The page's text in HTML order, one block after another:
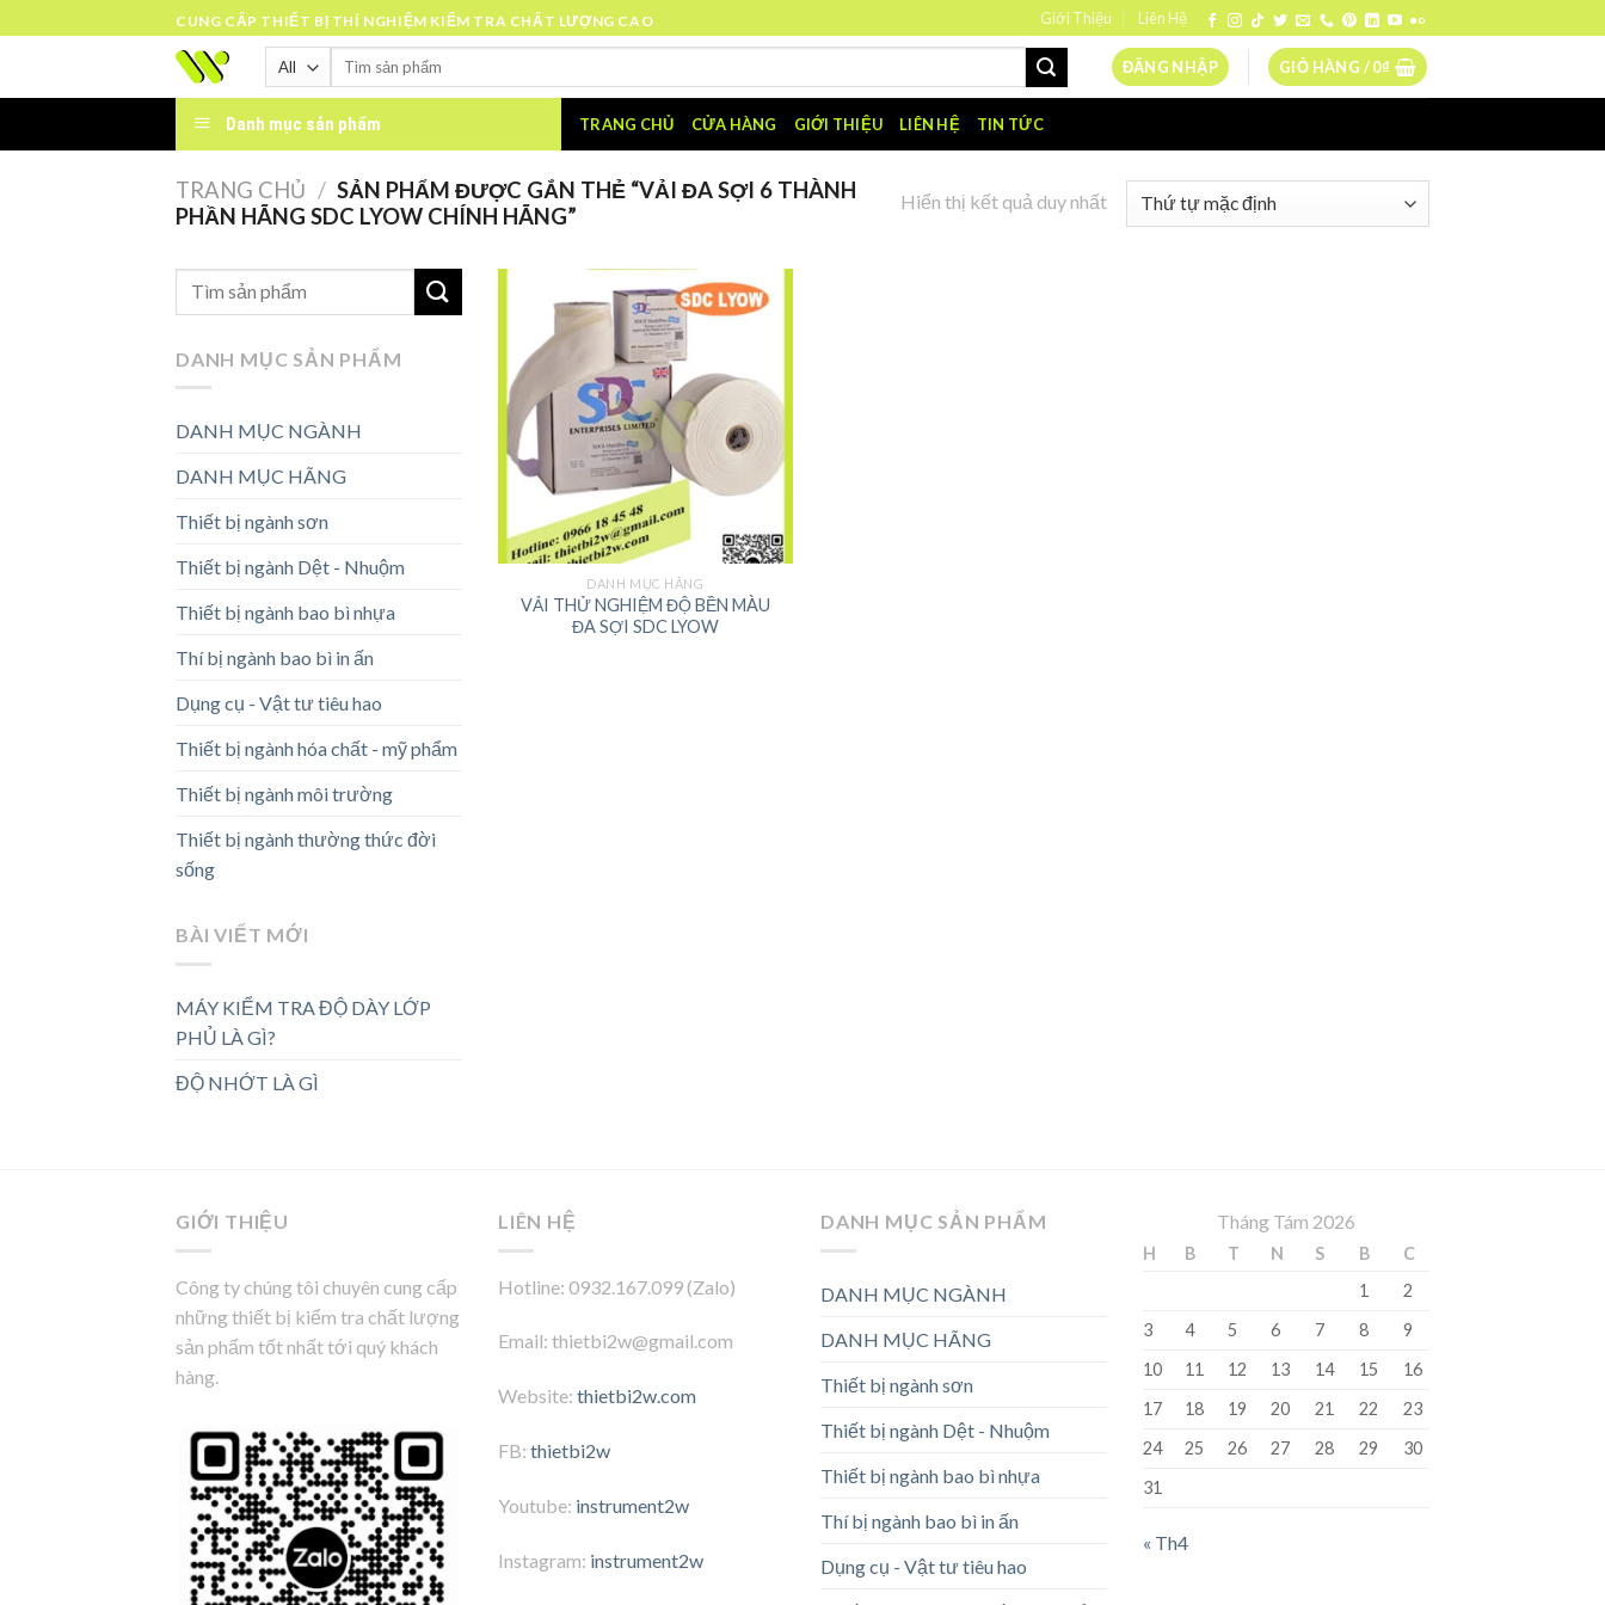
to
CUNG CẤP THIẾT BỊ THÍ NGHIỆM KIỂM TRA CHẤT LƯỢNG CAO Giới Thiệu Liên Hệ
Tìm
ĐĂNG NHẬP GIỎ HÀNG /0₫
Danh mục sản phẩm TRANG CHỦ CỬA HÀNG GIỚI THIỆU LIÊN HỆ TIN TỨC
TRANG CHỦ / SẢN PHẨM ĐƯỢC GẮN THẺ “VẢI ĐA SỢI 6 THÀNH
PHẦN HÃNG SDC LYOW CHÍNH HÃNG”
Hiển thị kết quả duy nhất
DANH MỤC SẢN PHẨM
DANH MỤC NGÀNH
DANH MỤC HÃNG
Thiết bị ngành sơn
Thiết bị ngành Dệt - Nhuộm
Thiết bị ngành bao bì nhựa
Thí bị ngành bao bì in ấn
Dụng cụ - Vật tư tiêu hao
Thiết bị ngành hóa chất - mỹ phẩm
Thiết bị ngành môi trường
Thiết bị ngành thường thức đời
sống
BÀI VIẾT MỚI
MÁY KIỂM TRA ĐỘ DÀY LỚP
PHỦ LÀ GÌ?
ĐỘ NHỚT LÀ GÌ
DANH MỤC HÃNG
VẢI THỬ NGHIỆM ĐỘ BỀN MÀU
ĐA SỢI SDC LYOW
GIỚI THIỆU
Công ty chúng tôi chuyên cung cấp
những thiết bị kiểm tra chất lượng
sản phẩm tốt nhất tới quý khách
hàng.
LIÊN HỆ
Hotline: 0932.167.099 (Zalo)
Email: thietbi2w@gmail.com
Website: thietbi2w.com
FB: thietbi2w
Youtube: instrument2w
Instagram: instrument2w
DANH MỤC SẢN PHẨM
DANH MỤC NGÀNH
DANH MỤC HÃNG
Thiết bị ngành sơn
Thiết bị ngành Dệt - Nhuộm
Thiết bị ngành bao bì nhựa
Thí bị ngành bao bì in ấn
Dụng cụ - Vật tư tiêu hao
Tháng Tám 2026
H B T N S B
C
1
2
3
4 5 6 7 8
9
10
11 12 13 14 15
16
17
18 19 20 21 22
23
24
25 26 27 28 29
30
31
« Th4